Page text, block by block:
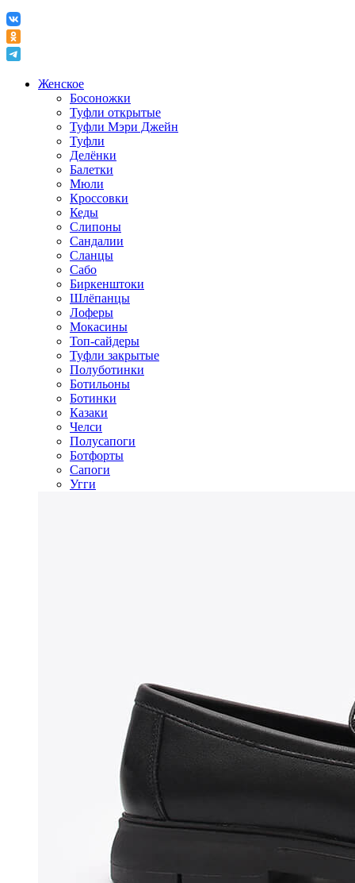
Женское
Босоножки
Туфли открытые
Туфли Мэри Джейн
Туфли
Делёнки
Балетки
Мюли
Кроссовки
Кеды
Слипоны
Сандалии
Сланцы
Сабо
Биркенштоки
Шлёпанцы
Лоферы
Мокасины
Топ-сайдеры
Туфли закрытые
Полуботинки
Ботильоны
Ботинки
Казаки
Челси
Полусапоги
Ботфорты
Сапоги
Угги